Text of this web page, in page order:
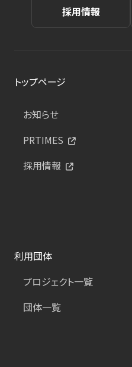
採用情報
トップページ
お知らせ
PRTIMES
採用情報
利用団体
プロジェクト一覧
団体一覧